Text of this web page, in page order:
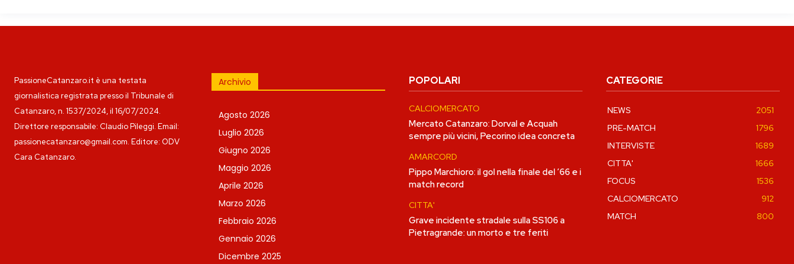
PassioneCatanzaro.it è una testata
giornalistica registrata presso il Tribunale di
Catanzaro, n. 1537/2024, il 16/07/2024.
Direttore responsabile: Claudio Pileggi. Email:
passionecatanzaro@gmail.com. Editore: ODV
Cara Catanzaro.
Archivio
Agosto 2026
Luglio 2026
Giugno 2026
Maggio 2026
Aprile 2026
Marzo 2026
Febbraio 2026
Gennaio 2026
Dicembre 2025
POPOLARI
CALCIOMERCATO
Mercato Catanzaro: Dorval e Acquah
sempre più vicini, Pecorino idea concreta
AMARCORD
Pippo Marchioro: il gol nella finale del ’66 e i
match record
CITTA'
Grave incidente stradale sulla SS106 a
Pietragrande: un morto e tre feriti
CATEGORIE
NEWS
2051
PRE-MATCH
1796
INTERVISTE
1689
CITTA'
1666
FOCUS
1536
CALCIOMERCATO
912
MATCH
800